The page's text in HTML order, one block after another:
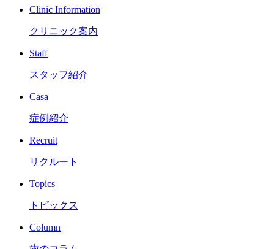
Clinic Information
クリニック案内
Staff
スタッフ紹介
Casa
症例紹介
Recruit
リクルート
Topics
トピックス
Column